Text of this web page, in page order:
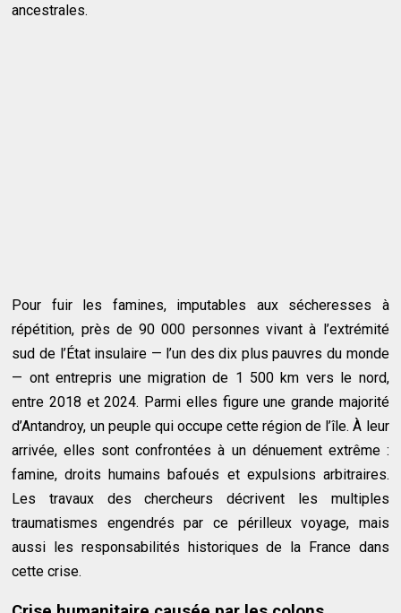
ancestrales.
Pour fuir les famines, imputables aux sécheresses à
répétition, près de 90 000 personnes vivant à l’extrémité
sud de l’État insulaire — l’un des dix plus pauvres du monde
— ont entrepris une migration de 1 500 km vers le nord,
entre 2018 et 2024. Parmi elles figure une grande majorité
d’Antandroy, un peuple qui occupe cette région de l’île. À leur
arrivée, elles sont confrontées à un dénuement extrême :
famine, droits humains bafoués et expulsions arbitraires.
Les travaux des chercheurs décrivent les multiples
traumatismes engendrés par ce périlleux voyage, mais
aussi les responsabilités historiques de la France dans
cette crise.